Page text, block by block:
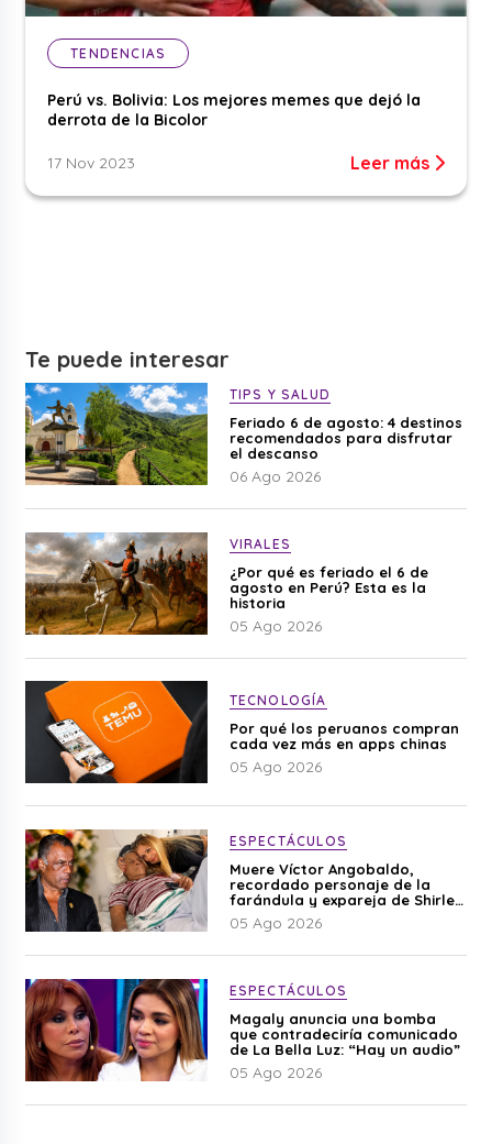
TENDENCIAS
Perú vs. Bolivia: Los mejores memes que dejó la
derrota de la Bicolor
17 Nov 2023 Leer más
Te puede interesar
TIPS Y SALUD
Feriado 6 de agosto: 4 destinos
recomendados para disfrutar
el descanso
06 Ago 2026
VIRALES
¿Por qué es feriado el 6 de
agosto en Perú? Esta es la
historia
05 Ago 2026
TECNOLOGÍA
Por qué los peruanos compran
cada vez más en apps chinas
05 Ago 2026
ESPECTÁCULOS
Muere Víctor Angobaldo,
recordado personaje de la
farándula y expareja de Shirley
Cherres
05 Ago 2026
ESPECTÁCULOS
Magaly anuncia una bomba
que contradeciría comunicado
de La Bella Luz: “Hay un audio”
05 Ago 2026